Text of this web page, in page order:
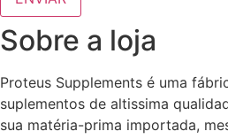
Sobre a loja
Proteus Supplements é uma
suplementos de altissima
sua matéria-prima importada,